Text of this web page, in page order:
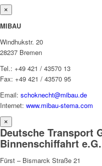
×
MIBAU
Windhukstr. 20
28237 Bremen
Tel.: +49 421 / 43570 13
Fax: +49 421 / 43570 95
Email: schoknecht@mibau.de
Internet: www.mibau-stema.com
×
Deutsche Transport
Binnenschiffahrt e.G.
Fürst – Bismarck Straße 21